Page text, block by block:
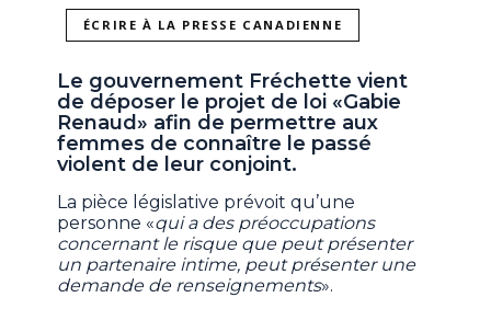
ÉCRIRE À LA PRESSE CANADIENNE
Le gouvernement Fréchette vient
de déposer le projet de loi «Gabie
Renaud» afin de permettre aux
femmes de connaître le passé
violent de leur conjoint.
La pièce législative prévoit qu’une
personne «qui a des préoccupations
concernant le risque que peut présenter
un partenaire intime, peut présenter une
demande de renseignements».